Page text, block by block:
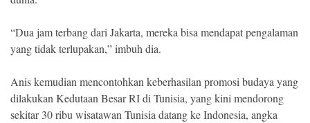
“Dua jam terbang dari Jakarta, mereka bisa mendapat pengalaman
yang tidak terlupakan,” imbuh dia.
Anis kemudian mencontohkan keberhasilan promosi budaya yang
dilakukan Kedutaan Besar RI di Tunisia, yang kini mendorong
sekitar 30 ribu wisatawan Tunisia datang ke Indonesia, angka